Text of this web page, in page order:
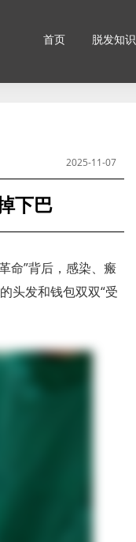
首页 脱发知识
2025-11-07
下巴
命”背后，感染、瘢
头发和钱包双双“受